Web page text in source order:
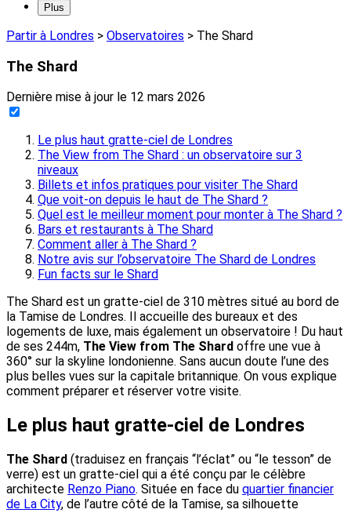
Plus
Partir à Londres > Observatoires > The Shard
The Shard
Dernière mise à jour le 12 mars 2026
Le plus haut gratte-ciel de Londres
The View from The Shard : un observatoire sur 3
niveaux
Billets et infos pratiques pour visiter The Shard
Que voit-on depuis le haut de The Shard ?
Quel est le meilleur moment pour monter à The Shard ?
Bars et restaurants à The Shard
Comment aller à The Shard ?
Notre avis sur l’observatoire The Shard de Londres
Fun facts sur le Shard
The Shard est un gratte-ciel de 310 mètres situé au bord de
la Tamise de Londres. Il accueille des bureaux et des
logements de luxe, mais également un observatoire ! Du haut
de ses 244m, The View from The Shard offre une vue à
360° sur la skyline londonienne. Sans aucun doute l’une des
plus belles vues sur la capitale britannique. On vous explique
comment préparer et réserver votre visite.
Le plus haut gratte-ciel de Londres
The Shard (traduisez en français “l’éclat” ou “le tesson” de
verre) est un gratte-ciel qui a été conçu par le célèbre
architecte Renzo Piano. Située en face du quartier financier
de La City, de l’autre côté de la Tamise, sa silhouette